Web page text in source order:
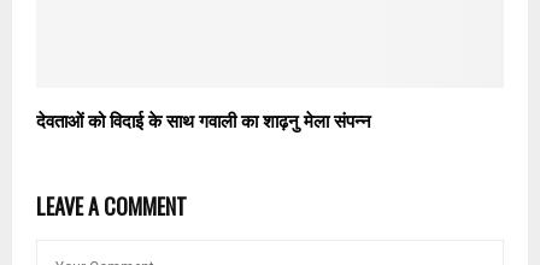
देवताओं को विदाई के साथ गवाली का शाढ़नु मेला संपन्न
LEAVE A COMMENT